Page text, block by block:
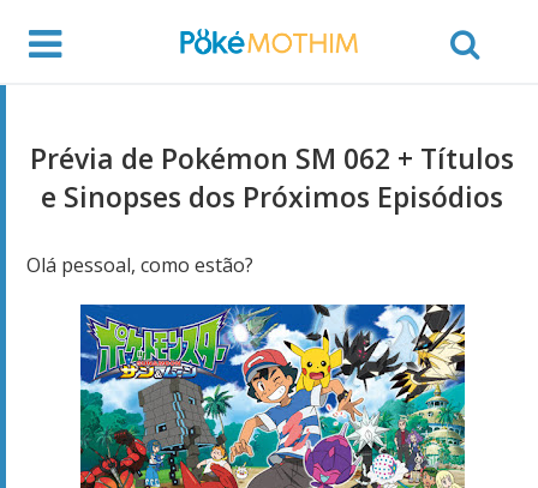
Prévia de Pokémon SM 062 + Títulos
e Sinopses dos Próximos Episódios
Olá pessoal, como estão?